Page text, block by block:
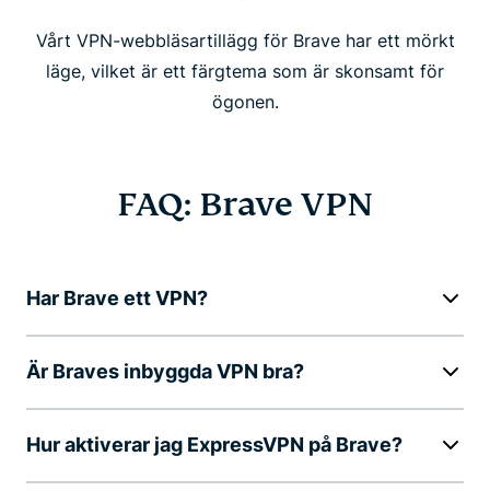
Vårt VPN-webbläsartillägg för Brave har ett mörkt
läge, vilket är ett färgtema som är skonsamt för
ögonen.
FAQ: Brave VPN
Har Brave ett VPN?
Är Braves inbyggda VPN bra?
Hur aktiverar jag ExpressVPN på Brave?